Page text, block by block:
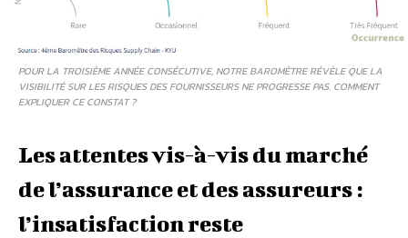
POUR LA TROISIÈME ANNÉE CONSÉCUTIVE, NOTRE BAROMÈTRE RÉVÈLE QUE LA
VISIBILITÉ SUR LES RISQUES DES FOURNISSEURS NE PROGRESSE PAS. COMMENT
EXPLIQUER CE CONSTAT ?
Les attentes vis-à-vis du marché
de l’assurance et des assureurs :
l’insatisfaction reste